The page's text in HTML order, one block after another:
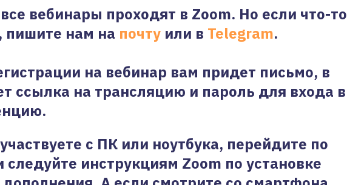
вебинары проходят в Zoom. Но если что-то
пишите нам на почту или в Telegram.
на вебинар вам придет письмо, в
ссылка на трансляцию и пароль для входа в
с ПК или ноутбука, перейдите по
следуйте инструкциям Zoom по установке